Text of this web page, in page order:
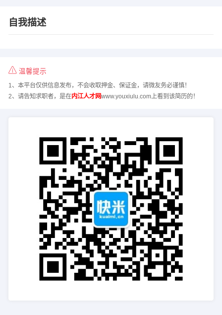
自我描述
温馨提示
1、本平台仅供信息发布，不会收取押金、保证金，请微友务必谨慎！
2、请告知求职者，是在内江人才网www.youxiulu.com上看到该简历的！